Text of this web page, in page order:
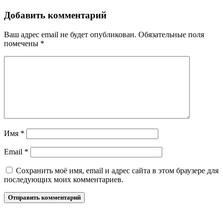
Добавить комментарий
Ваш адрес email не будет опубликован. Обязательные поля
помечены *
Имя *
Email *
Сохранить моё имя, email и адрес сайта в этом браузере для
последующих моих комментариев.